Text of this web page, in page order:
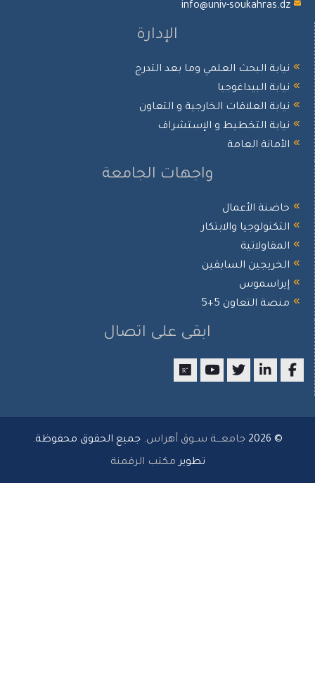
info@univ-
الإدارة
البحث العلمي وما بعد التدرج
البيداغوجيا
العلاقات الخارجية و التعاون
التخطيط و الإستشراف
العامة
واجهات الجامعة
الأعمال
والابتكار
السابقين
التعاون 5+5
ابقى على اتصال
جامعـــة ســوق أهراس. جميع الحقوق محفوظة.
مكتب الرقمنة